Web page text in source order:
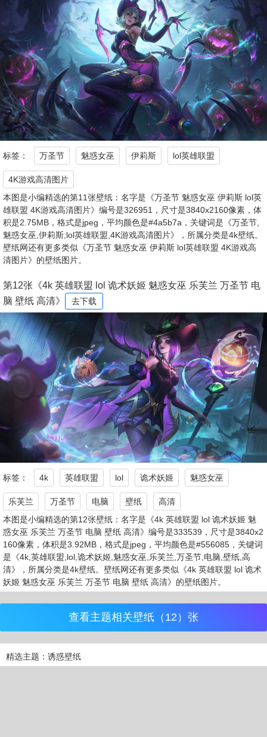
标签： 万圣节 魅惑女巫 伊莉斯 lol英雄联盟
4K游戏高清图片
本图是小编精选的第11张壁纸：名字是《万圣节 魅惑女巫 伊莉斯 lol英
雄联盟 4K游戏高清图片》编号是326951，尺寸是3840x2160像素，体
积是2.75MB，格式是jpeg，平均颜色是#4a5b7a，关键词是《万圣节,
魅惑女巫,伊莉斯,lol英雄联盟,4K游戏高清图片》，所属分类是4k壁纸。
壁纸网还有更多类似《万圣节 魅惑女巫 伊莉斯 lol英雄联盟 4K游戏高
清图片》的壁纸图片。
第12张《4k 英雄联盟 lol 诡术妖姬 魅惑女巫 乐芙兰 万圣节 电
脑 壁纸 高清》
去下载
标签： 4k 英雄联盟 lol 诡术妖姬 魅惑女巫
乐芙兰 万圣节 电脑 壁纸
高清
本图是小编精选的第12张壁纸：名字是《4k 英雄联盟 lol 诡术妖姬 魅
惑女巫 乐芙兰 万圣节 电脑 壁纸 高清》编号是333539，尺寸是3840x2
160像素，体积是3.92MB，格式是jpeg，平均颜色是#556085，关键词
是《4k,英雄联盟,lol,诡术妖姬,魅惑女巫,乐芙兰,万圣节,电脑,壁纸,高
清》，所属分类是4k壁纸。壁纸网还有更多类似《4k 英雄联盟 lol 诡术
妖姬 魅惑女巫 乐芙兰 万圣节 电脑 壁纸 高清》的壁纸图片。
查看主题相关壁纸（12）张
精选主题：诱惑壁纸